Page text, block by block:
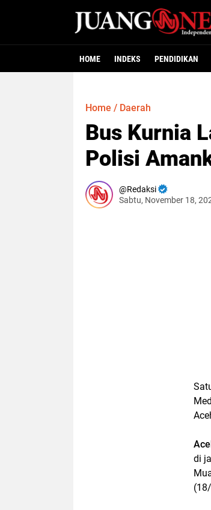
HOME INDEKS PENDIDIKAN
Home / Daerah
Bus Kurnia
Polisi
Redaksi
Sabtu, November 18,
di